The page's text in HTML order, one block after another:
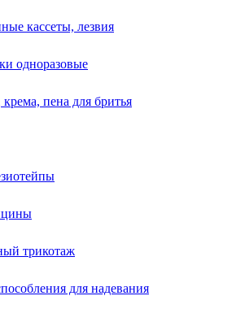
кассеты, лезвия
одноразовые
крема, пена для бритья
трикотаж
для надевания